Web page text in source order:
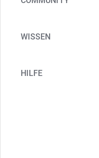
WISSEN
HILFE